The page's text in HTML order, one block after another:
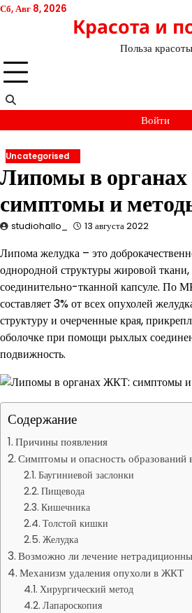
Перейти
Сб, Авг 8, 2026
Красота и
Польза красоты
Войти
Uncategorised
Липомы в
симптомы и
studiohallo_ 13 августа 2022
Липома желудка – это
однородной структуры жировой
соединительно-тканной капсуле. По
составляет 3% от всех опухолей
структуру и очерченные края,
оболочке при помощи рыхлых
подвижность.
Содержание
Причины появления
Симптомы и опасность образований
Баугиниевой заслонки
Пищевода
Кишечника
Толстой кишки
Желудка
Возможно ли лечение
Механизм удаления опухоли в ЖКТ
Хирургический метод
Лапароскопия